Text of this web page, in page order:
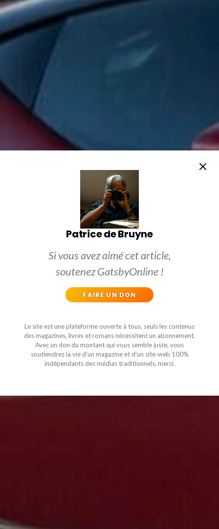
Patrice de Bruyne
Si vous avez aimé cet article,
soutenez GatsbyOnline !
FAIRE UN DON
Le site est une plateforme ouverte à tous, seuls les contenus
des magazines, livres et romans nécessitent un abonnement.
Avec un don du montant qui vous semble juste, vous
soutiendrez la vie d'un magazine et d'un site-web 100%
indépendants des médias traditionnels, merci.